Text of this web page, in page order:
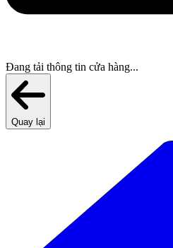
Đang tải thông tin cửa hàng...
Quay lại